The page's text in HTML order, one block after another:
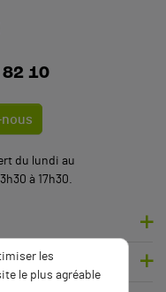
10
du lundi au
à 17h30.
les
le plus agréable